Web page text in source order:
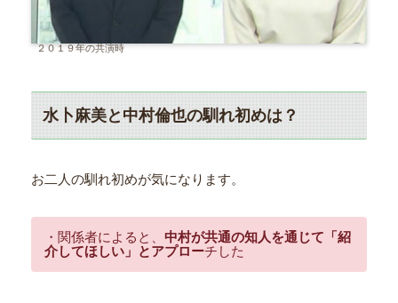
２０１９年の共演時
水卜麻美と中村倫也の馴れ初めは？
お二人の馴れ初めが気になります。
・関係者によると、 中村が共通の知人を通じて「紹
介してほしい」とアプローチした